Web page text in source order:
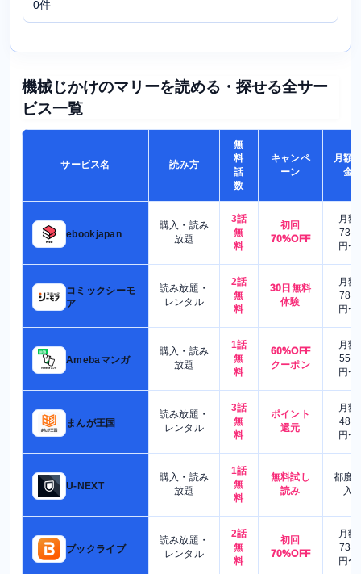
0件
機械じかけのマリーを読める・探せる全サー
ビス一覧
サービス名 読み方
無
料
話
数
キャンペ
ーン
月額
金
ebookjapan
購入・読み
放題
3話
無
料
初回
70%OFF
月額
730
円〜
コミックシーモ
ア
読み放題・
レンタル
2話
無
料
30日無料
体験
月額
780
円〜
Amebaマンガ
購入・読み
放題
1話
無
料
60%OFF
クーポン
月額
550
円〜
まんが王国
読み放題・
レンタル
3話
無
料
ポイント
還元
月額
480
円〜
U-NEXT
購入・読み
放題
1話
無
料
無料試し
読み
都度
入
ブックライブ
読み放題・
レンタル
2話
無
料
初回
70%OFF
月額
730
円〜